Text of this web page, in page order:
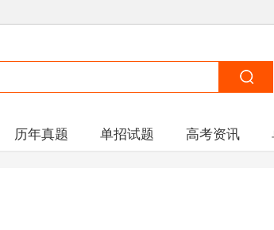
历年真题 单招试题 高考资讯